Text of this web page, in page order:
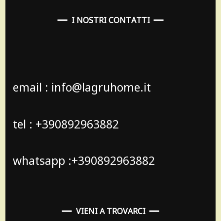
I NOSTRI CONTATTI
email : info@lagruhome.it
tel : +390892963882
whatsapp :+390892963882
VIENI A TROVARCI